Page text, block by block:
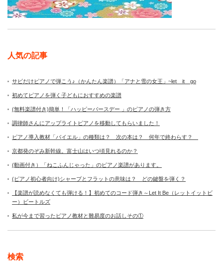
人気の記事
サビだけピアノで弾こう♪（かんたん楽譜）「アナと雪の女王」~let it go
初めてピアノを弾く子どもにおすすめの楽譜
(無料楽譜付き)簡単！「ハッピーバースデー 」のピアノの弾き方
調律師さんにアップライトピアノを移動してもらいました！
ピアノ導入教材「バイエル」の種類は？ 次の本は？ 何年で終わらす？
京都発のぞみ新幹線。富士山はいつ頃見れるのか？
(動画付き）「ねこふんじゃった」のピアノ楽譜があります。
(ピアノ初心者向け)シャープとフラットの意味は？ どの鍵盤を弾く？
【楽譜が読めなくても弾ける！】初めてのコード弾き～Let It Be（レットイットビ
ー）ビートルズ
私が今まで習ったピアノ教材と難易度のお話しその①
検索